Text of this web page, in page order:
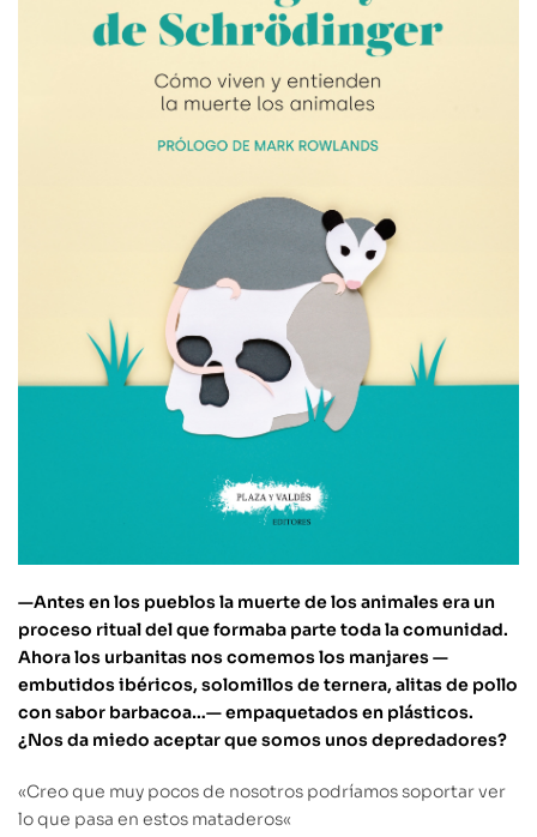
—Antes en los pueblos la muerte de los animales era un
proceso ritual del que formaba parte toda la comunidad.
Ahora los urbanitas nos comemos los manjares —
embutidos ibéricos, solomillos de ternera, alitas de pollo
con sabor barbacoa…— empaquetados en plásticos.
¿Nos da miedo aceptar que somos unos depredadores?
«Creo que muy pocos de nosotros podríamos soportar ver
lo que pasa en estos mataderos«